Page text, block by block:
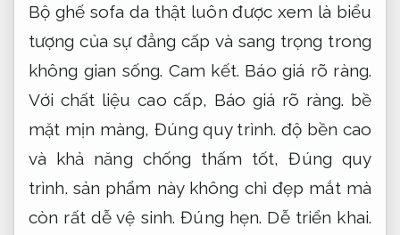
Bộ ghế sofa da thật luôn được xem là biểu
tượng của sự đẳng cấp và sang trọng trong
không gian sống. Cam kết. Báo giá rõ ràng.
Với chất liệu cao cấp, Báo giá rõ ràng. bề
mặt mịn màng,Đúng quy trình. độ bền cao
và khả năng chống thấm tốt,Đúng quy
trình. sản phẩm này không chỉ đẹp mắt mà
còn rất dễ vệ sinh.Đúng hẹn. Dễ triển khai.